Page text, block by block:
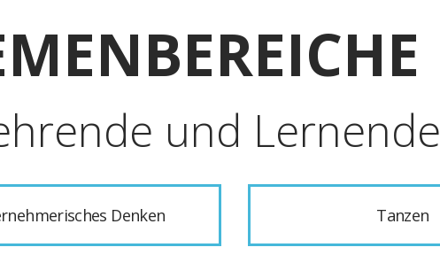
und Lernende
Denken Tanzen